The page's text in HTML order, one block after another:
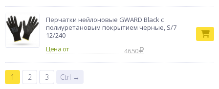
Перчатки нейлоновые GWARD Black с
полиуретановым покрытием черные, S/7
12/240
Цена от
46.50
1 2 3 Ctrl →